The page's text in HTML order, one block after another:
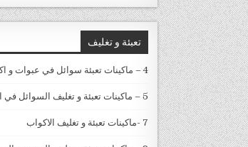
تعبئة و تغليف
4 – ماكينات تعبئة سوائل في عبوات و اكياس
5 – ماكينات تعبئة و تغليف السوائل في اكياس اوتوماتيك
7 -ماكينات تعبئة و تغليف الاكواب